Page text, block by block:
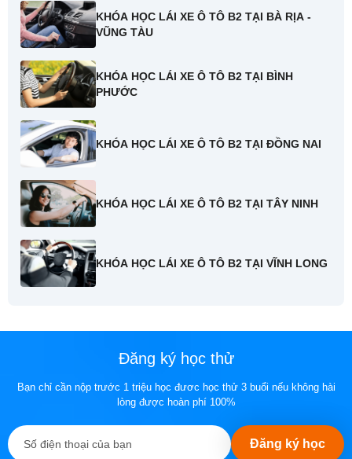
KHÓA HỌC LÁI XE Ô TÔ B2 TẠI BÀ RỊA -
VŨNG TÀU
KHÓA HỌC LÁI XE Ô TÔ B2 TẠI BÌNH
PHƯỚC
KHÓA HỌC LÁI XE Ô TÔ B2 TẠI ĐỒNG NAI
KHÓA HỌC LÁI XE Ô TÔ B2 TẠI TÂY NINH
KHÓA HỌC LÁI XE Ô TÔ B2 TẠI VĨNH LONG
Đăng ký học thử
Bạn chỉ cần nộp trước 1 triệu học đươc học thử 3 buổi nếu không hài
lòng được hoàn phí 100%
Đăng ký học